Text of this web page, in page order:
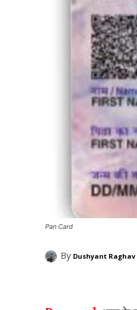
Pan Card
By Dushyant Raghav